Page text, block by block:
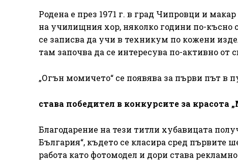
Родена е през 1971 г. в град Чипровци и
на училищния хор, няколко години по-късно
се записва да учи в техникум по кожени
там започва да се интересува по-активно от
„Огън момичето“ се появява за първи път в
става победител в конкурсите за
Благодарение на тези титли хубавицата
България“, където се класира сред първите
работа като фотомодел и дори става